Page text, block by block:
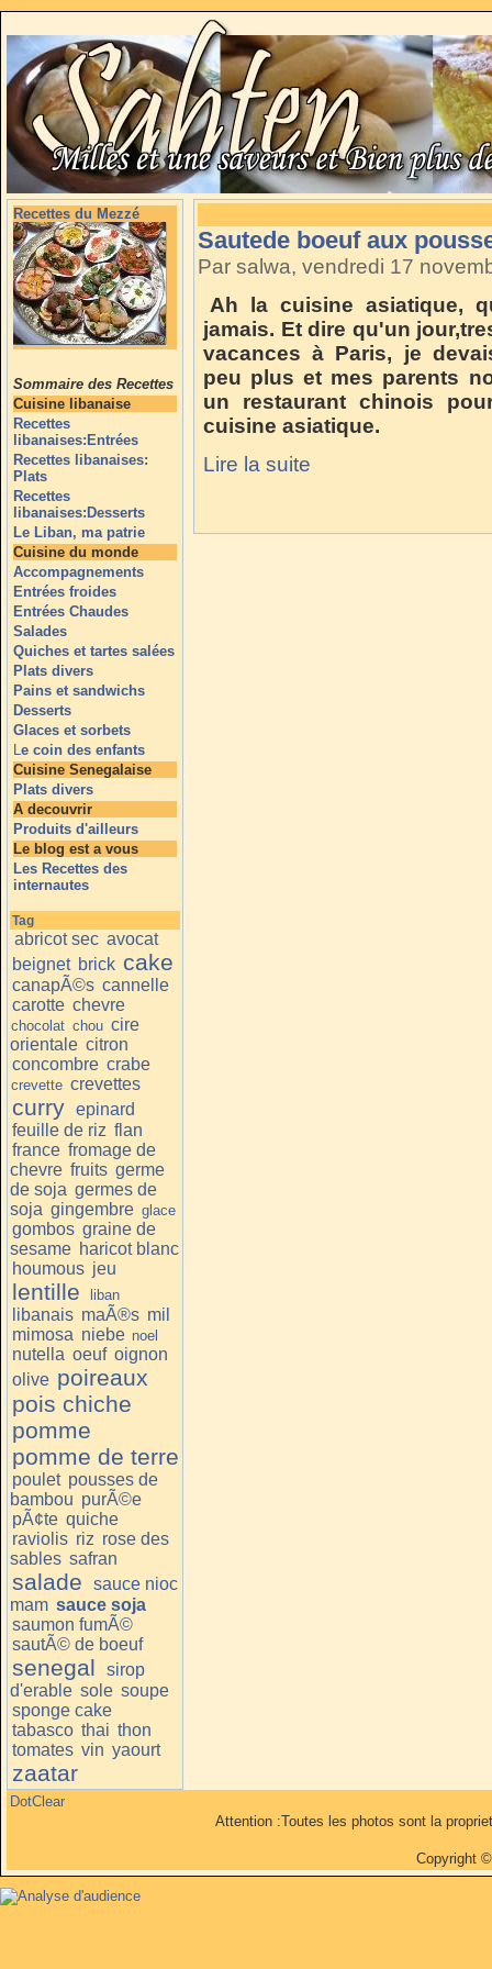
Recettes du Mezzé
Sommaire des Recettes
Cuisine libanaise
Recettes
libanaises:Entrées
Recettes libanaises:
Plats
Recettes
libanaises:Desserts
Le Liban, ma patrie
Cuisine du monde
Accompagnements
Entrées froides
Entrées Chaudes
Salades
Quiches et tartes salées
Plats divers
Pains et sandwichs
Desserts
Glaces et sorbets
Le coin des enfants
Cuisine Senegalaise
Plats divers
A decouvrir
Produits d'ailleurs
Le blog est a vous
Les Recettes des
internautes
Tag
abricot sec avocat
beignet brick cake
canapÃ©s cannelle
carotte chevre
chocolat chou cire
orientale citron
concombre crabe
crevette crevettes
curry epinard
feuille de riz flan
france fromage de
chevre fruits germe
de soja germes de
soja gingembre glace
gombos graine de
sesame haricot blanc
houmous jeu
lentille liban
libanais maÃ®s mil
mimosa niebe noel
nutella oeuf oignon
olive poireaux
pois chiche
pomme
pomme de terre
poulet pousses de
bambou purÃ©e
pÃ¢te quiche
raviolis riz rose des
sables safran
salade
sauce nioc
mam sauce soja
saumon fumÃ©
sautÃ© de boeuf
senegal
sirop
d'erable sole soupe
sponge cake
tabasco thai thon
tomates vin yaourt
zaatar
Sautede boeuf aux
Par salwa, vendredi 17
Ah la cuisine asiatique,
jamais. Et dire qu'un
vacances à Paris, je
peu plus et mes parents
un restaurant chinois
cuisine asiatique.
Lire la suite
DotClear
Attention :Toutes les photos sont la
Copyright